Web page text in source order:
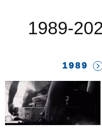
1989-
1989